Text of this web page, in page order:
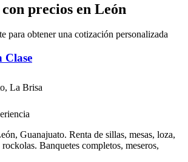
precios en León
para obtener una cotización personalizada
Clase
La Brisa
Guanajuato. Renta de sillas, mesas, loza,
Banquetes completos, meseros,